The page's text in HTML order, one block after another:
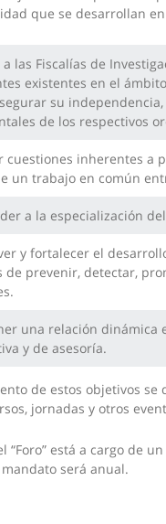
que se desarrollan
a las Fiscalías de
existentes en el
su
de los respectivos
cuestiones inherentes a
un trabajo en común
a la especialización
y fortalecer el
de prevenir, detectar,
una relación dinámica
y de asesoría.
de estos objetivos
jornadas y otros
“Foro” está a cargo de
será anual.